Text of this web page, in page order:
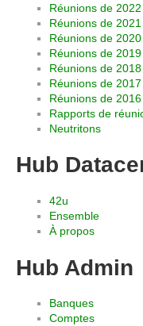
Réunions de 2022
Réunions de 2021
Réunions de 2020
Réunions de 2019
Réunions de 2018
Réunions de 2017
Réunions de 2016
Rapports de
Neutritons
Hub
42u
Ensemble
À propos
Hub Admin
Banques
Comptes